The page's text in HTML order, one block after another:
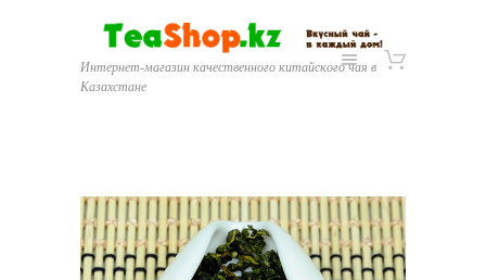
Интернет-магазин качественного китайского чая в
Казахстане